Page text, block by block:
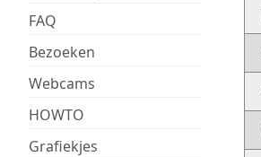
FAQ
Bezoeken
Webcams
HOWTO
Grafiekjes